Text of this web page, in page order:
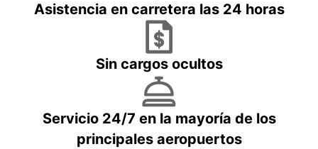
Asistencia en carretera las 24 horas
Sin cargos ocultos
Servicio 24/7 en la mayoría de los
principales aeropuertos